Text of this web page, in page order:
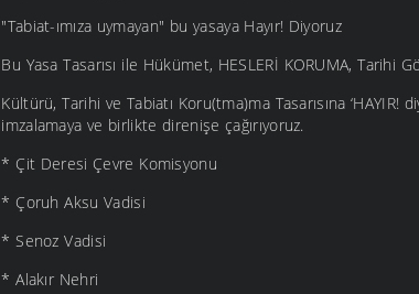
"Tabiat-ımıza uymayan" bu yasaya Hayır! Diyoruz
Bu Yasa Tasarısı ile Hükümet, HESLERİ KORUMA,
Kültürü, Tarihi ve Tabiatı Koru(tma)ma Tasarısına ‘HAYIR!
imzalamaya ve birlikte direnişe çağırıyoruz.
* Çit Deresi Çevre Komisyonu
* Çoruh Aksu Vadisi
* Senoz Vadisi
* Alakır Nehri